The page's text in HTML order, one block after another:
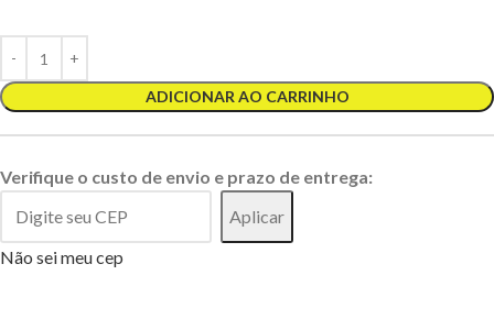
ADICIONAR AO CARRINHO
Verifique o custo de envio e prazo de entrega:
Aplicar
Não sei meu cep